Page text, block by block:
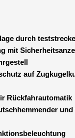
durch
mit
auf
Rückfahrautomatik